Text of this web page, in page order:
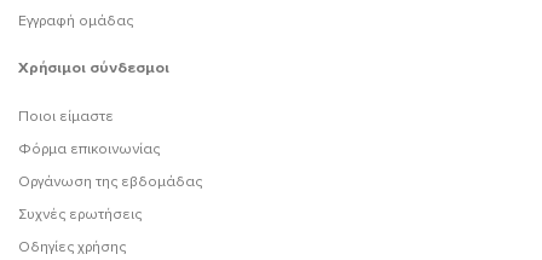
Εγγραφή ομάδας
Χρήσιμοι σύνδεσμοι
Ποιοι είμαστε
Φόρμα επικοινωνίας
Οργάνωση της εβδομάδας
Συχνές ερωτήσεις
Οδηγίες χρήσης